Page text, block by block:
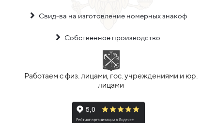
Свид-ва на изготовление номерных знакоф
Собственное производство
Работаем с физ. лицами, гос. учреждениями и юр.
лицами